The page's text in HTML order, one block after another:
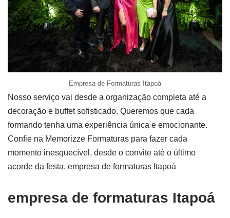
Empresa de Formaturas Itapoá
Nosso serviço vai desde a organização completa até a
decoração e buffet sofisticado. Queremos que cada
formando tenha uma experiência única e emocionante.
Confie na Memorizze Formaturas para fazer cada
momento inesquecível, desde o convite até o último
acorde da festa. empresa de formaturas Itapoá
empresa de formaturas Itapoá